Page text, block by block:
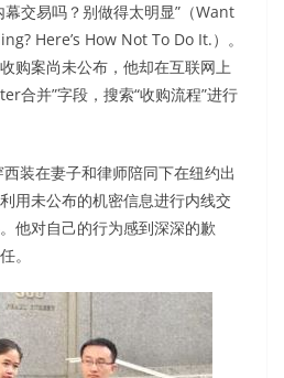
交易吗？别做得太明显”（Want
Here’s How Not To Do It.）。
购案尚未公布，他却在互联网上
合并”字段，搜索“收购流程”进行
装在妻子和律师陪同下在纽约出
用未公布的机密信息进行内线交
他对自己的行为感到深深的歉
。